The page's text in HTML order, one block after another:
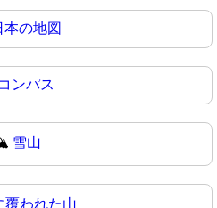
本の地図
コンパス
雪山
覆われた山